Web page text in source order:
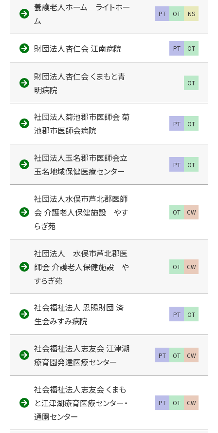
養護老人ホーム ライトホー
ム
PT OT NS
財団法人杏仁会 江南病院 PT OT
財団法人杏仁会 くまもと青
明病院
OT
社団法人菊池郡市医師会 菊
池郡市医師会病院
PT OT
社団法人玉名郡市医師会立
玉名地域保健医療センター
PT OT
社団法人水俣市芦北郡医師
会 介護老人保健施設 やす
らぎ苑
OT CW
社団法人 水俣市芦北郡医
師会 介護老人保健施設 や
すらぎ苑
OT CW
社会福祉法人 恩賜財団 済
生会みすみ病院
PT OT
社会福祉法人志友会 江津湖
療育園発達医療センター
PT OT CW
社会福祉法人志友会 くまも
と江津湖療育医療センター・
通園センター
PT OT CW